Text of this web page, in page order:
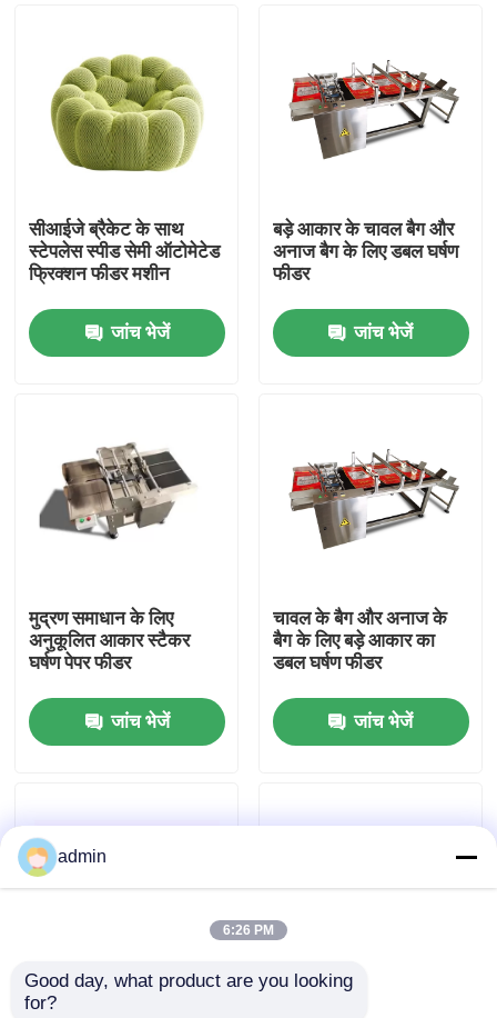
वीडियो
कारखाने का दौरा
गुणवत्ता नियंत्रण
समाचार
बोली मांगें
सीआईजे ब्रैकेट के साथ
स्टेपलेस स्पीड सेमी ऑटोमेटेड
फ्रिक्शन फीडर मशीन
जांच भेजें
बड़े आकार के चावल बैग और
अनाज बैग के लिए डबल घर्षण
फीडर
जांच भेजें
मुद्रण समाधान के लिए
अनुकूलित आकार स्टैकर
घर्षण पेपर फीडर
जांच भेजें
चावल के बैग और अनाज के
बैग के लिए बड़े आकार का
डबल घर्षण फीडर
जांच भेजें
इलेक्ट्रॉनिक वैरिएबल
admin
6:26 PM
Good day, what product are you looking
for?